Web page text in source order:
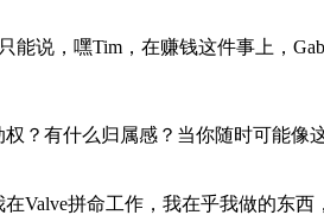
说，嘿Tim，在赚钱这件事上，
有什么归属感？当你随时可能像
Valve拼命工作，我在乎我做的东西